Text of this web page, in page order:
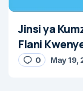
Jinsi ya
Flani
0 May 19,